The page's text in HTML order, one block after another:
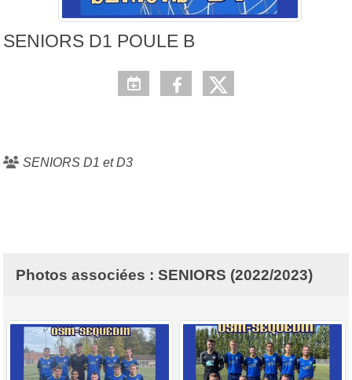
SENIORS D1 POULE B
SENIORS D1 et D3
Photos associées : SENIORS (2022/2023)